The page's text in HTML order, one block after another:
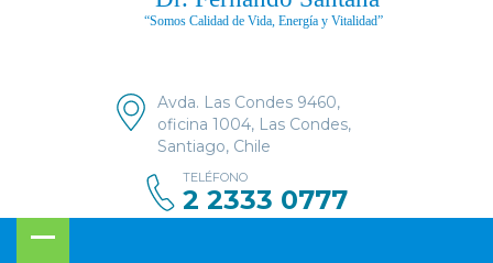
Avda. Las Condes 9460,
oficina 1004, Las Condes,
Santiago, Chile
TELÉFONO
2 2333 0777